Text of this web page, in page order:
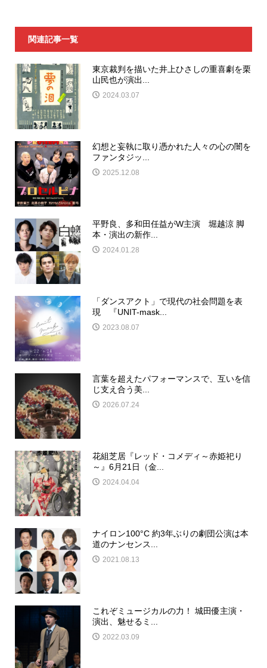
関連記事一覧
東京裁判を描いた井上ひさしの重喜劇を栗
山民也が演出...
2024.03.07
幻想と妄執に取り憑かれた人々の心の闇を
ファンタジッ...
2025.12.08
平野良、多和田任益がW主演 堀越涼 脚
本・演出の新作...
2024.01.28
「ダンスアクト」で現代の社会問題を表
現 『UNIT-mask...
2023.08.07
言葉を超えたパフォーマンスで、互いを信
じ支え合う美...
2026.07.24
花組芝居『レッド・コメディ～赤姫祀り
～』6月21日（金...
2024.04.04
ナイロン100°C 約3年ぶりの劇団公演は本
道のナンセンス...
2021.08.13
これぞミュージカルの力！ 城田優主演・
演出、魅せるミ...
2022.03.09